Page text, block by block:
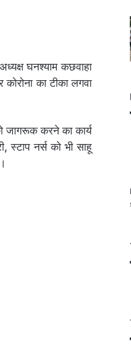
घनश्याम कछवाहा
का टीका लगवा
जागरूक करने का कार्य
नर्स को भी साहू